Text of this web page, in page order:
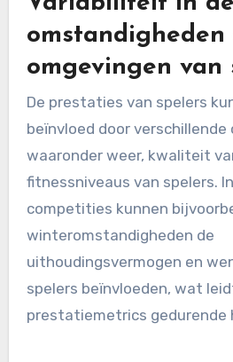
leiden tot moeilijkheden bij
de prestaties van spelers in
contexten.
Bijvoorbeeld, het ene team
tackles registreren, terwijl
richt op meters gewonnen.
metrics kunnen evaluaties
moeilijk maken om een
prestatiebenchmark vast te
Variabiliteit in